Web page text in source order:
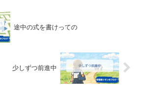
途中の式を書けっての
少しずつ前進中